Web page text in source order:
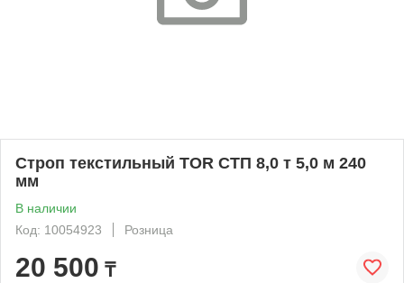
Строп текстильный TOR СТП 8,0 т 5,0 м 240
мм
В наличии
Код: 10054923
Розница
20 500 ₸